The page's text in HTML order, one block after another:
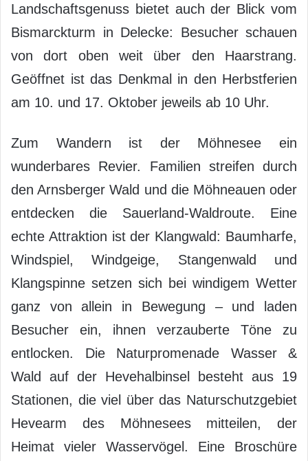
Landschaftsgenuss bietet auch der Blick vom
Bismarckturm in Delecke: Besucher schauen
von dort oben weit über den Haarstrang.
Geöffnet ist das Denkmal in den Herbstferien
am 10. und 17. Oktober jeweils ab 10 Uhr.
Zum Wandern ist der Möhnesee ein
wunderbares Revier. Familien streifen durch
den Arnsberger Wald und die Möhneauen oder
entdecken die Sauerland-Waldroute. Eine
echte Attraktion ist der Klangwald: Baumharfe,
Windspiel, Windgeige, Stangenwald und
Klangspinne setzen sich bei windigem Wetter
ganz von allein in Bewegung – und laden
Besucher ein, ihnen verzauberte Töne zu
entlocken. Die Naturpromenade Wasser &
Wald auf der Hevehalbinsel besteht aus 19
Stationen, die viel über das Naturschutzgebiet
Hevearm des Möhnesees mitteilen, der
Heimat vieler Wasservögel. Eine Broschüre